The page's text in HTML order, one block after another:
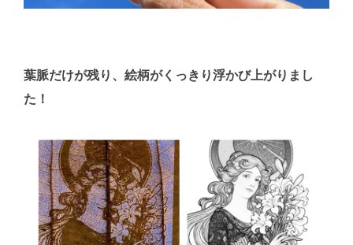
葉脈だけが残り、絵柄がくっきり浮かび上がりまし
た！